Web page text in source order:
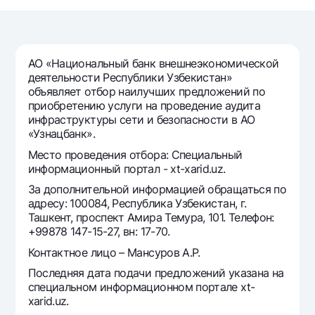
Золотые слитки от НБУ
Серебряный депозит
Visa FIFA
Mastercard
Зарплатные
Garmin pay
Тарифы
Акции
Мобильное приложение Milliy
Часто задаваемые вопросы
Ищите по сайту
Найти
Полезные ссылки
Часто задаваемые вопросы
Пресс-центр
АО «Национальный банк внешнеэкономической
деятельности Республики Узбекистан»
объявляет отбор наилучших предложений по
приобретению услуги на проведение аудита
инфраструктуры сети и безопасности в АО
«Узнацбанк».
Место проведения отбора: Специальный
информационный портал - xt-xarid.uz.
За дополнительной информацией обращаться по
адресу: 100084, Республика Узбекистан, г.
Ташкент, проспект Амира Темура, 101. Телефон:
+99878 147-15-27, вн: 17-70.
Контактное лицо – Мансуров А.Р.
Последняя дата подачи предложений указана на
специальном информационном портале xt-
xarid.uz.